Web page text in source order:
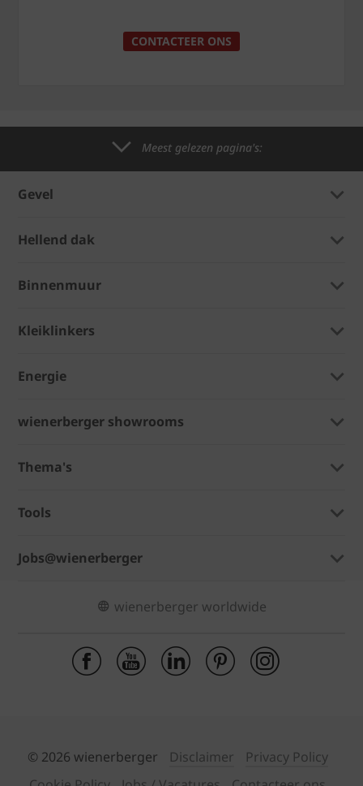
CONTACTEER ONS
Meest gelezen pagina's:
Gevel
Hellend dak
Binnenmuur
Kleiklinkers
Energie
wienerberger showrooms
Thema's
Tools
Jobs@wienerberger
wienerberger worldwide
© 2026 wienerberger Disclaimer
Privacy Policy